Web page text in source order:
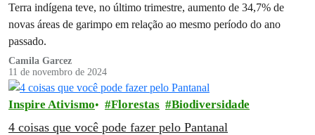
Terra indígena teve, no último trimestre, aumento de 34,7% de
novas áreas de garimpo em relação ao mesmo período do ano
passado.
Camila Garcez
11 de novembro de 2024
Inspire Ativismo Florestas Biodiversidade
4 coisas que você pode fazer pelo Pantanal